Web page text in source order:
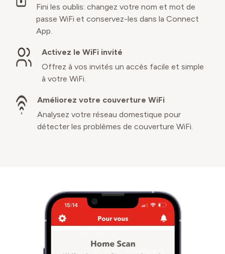
Fini les oublis: changez votre nom et mot de
passe WiFi et conservez-les dans la Connect
App.
Activez le WiFi invité
Offrez à vos invités un accès facile et simple
à votre WiFi.
Améliorez votre couverture WiFi
Analysez votre réseau domestique pour
détecter les problèmes de couverture WiFi.